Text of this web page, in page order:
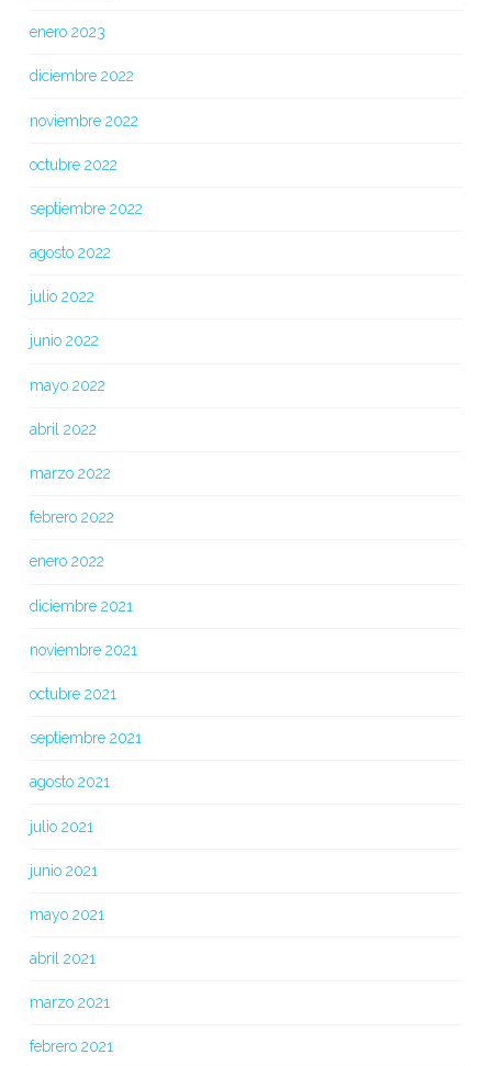
enero 2023
diciembre 2022
noviembre 2022
octubre 2022
septiembre 2022
agosto 2022
julio 2022
junio 2022
mayo 2022
abril 2022
marzo 2022
febrero 2022
enero 2022
diciembre 2021
noviembre 2021
octubre 2021
septiembre 2021
agosto 2021
julio 2021
junio 2021
mayo 2021
abril 2021
marzo 2021
febrero 2021